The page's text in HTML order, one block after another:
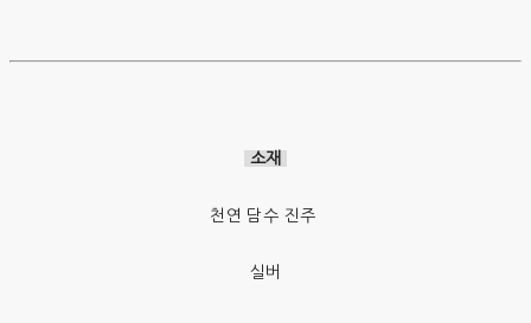
소재
천연 담수 진주
실버